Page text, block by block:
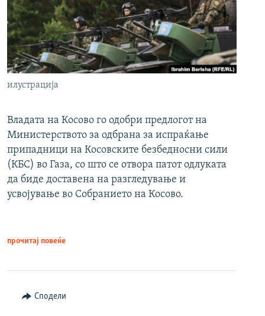
илустрација
Владата на Косово го одобри предлогот на
Министерството за одбрана за испраќање
припадници на Косовските безбедносни сили
(КБС) во Газа, со што се отвора патот одлуката
да биде доставена на разгледување и
усвојување во Собранието на Косово.
прочитај повеќе
Сподели